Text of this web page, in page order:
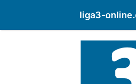
liga3-